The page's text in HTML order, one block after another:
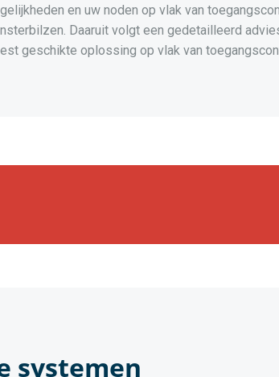
en uw noden op vlak van
Daaruit volgt een gedetailleerd
geschikte oplossing op vlak van
systemen